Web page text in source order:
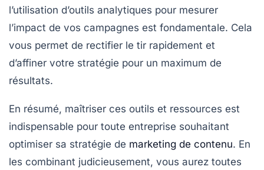
l’utilisation d’outils analytiques pour mesurer
l’impact de vos campagnes est fondamentale. Cela
vous permet de rectifier le tir rapidement et
d’affiner votre stratégie pour un maximum de
résultats.
En résumé, maîtriser ces outils et ressources est
indispensable pour toute entreprise souhaitant
optimiser sa stratégie de marketing de contenu. En
les combinant judicieusement, vous aurez toutes